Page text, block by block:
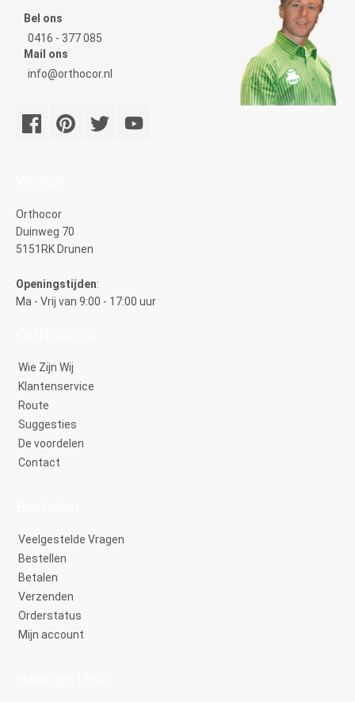
Bel ons
0416 - 377 085
Mail ons
info@orthocor.nl
Orthocor
Duinweg 70
5151RK Drunen
Openingstijden:
Ma - Vrij van 9:00 - 17:00 uur
Wie Zijn Wij
Klantenservice
Route
Suggesties
De voordelen
Contact
Veelgestelde Vragen
Bestellen
Betalen
Verzenden
Orderstatus
Mijn account